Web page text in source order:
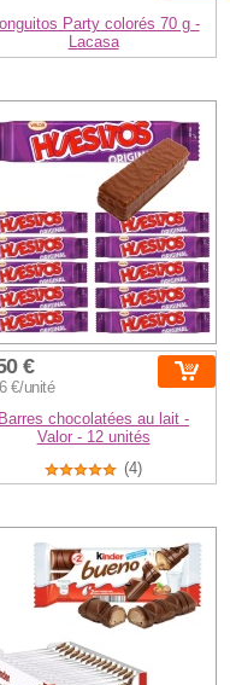
Party colorés 70 g -
Lacasa
€
€/unité
Barres chocolatées au lait -
Valor - 12 unités
(4)